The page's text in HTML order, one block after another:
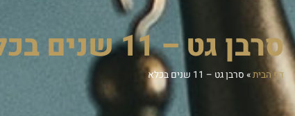
סרבן גט – 11 שנים בכלא
דף הבית» סרבן גט – 11 שנים בכלא